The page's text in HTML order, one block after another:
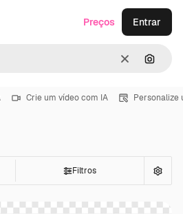
Limpar
Preços Entrar
Crie um vídeo com IA Personalize
Filtros